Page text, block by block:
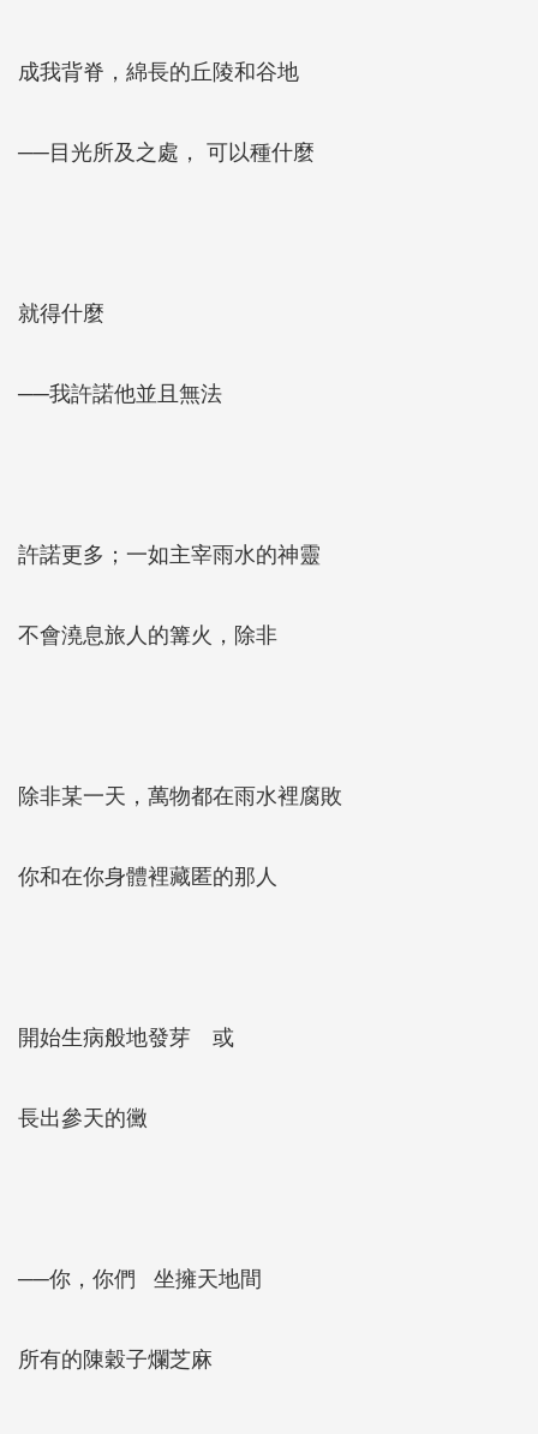
成我背脊，綿長的丘陵和谷地
──目光所及之處， 可以種什麼
就得什麼
──我許諾他並且無法
許諾更多；一如主宰雨水的神靈
不會澆息旅人的篝火，除非
除非某一天，萬物都在雨水裡腐敗
你和在你身體裡藏匿的那人
開始生病般地發芽 或
長出參天的黴
──你，你們 坐擁天地間
所有的陳穀子爛芝麻